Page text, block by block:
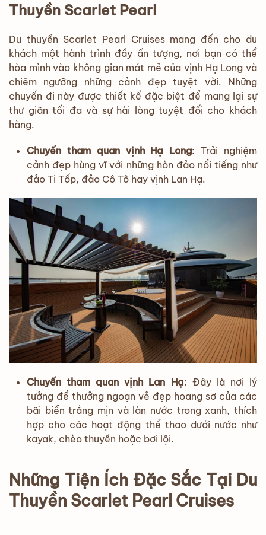
Thuyền Scarlet Pearl
Du thuyền Scarlet Pearl Cruises mang đến cho du
khách một hành trình đầy ấn tượng, nơi bạn có thể
hòa mình vào không gian mát mẻ của vịnh Hạ Long và
chiêm ngưỡng những cảnh đẹp tuyệt vời. Những
chuyến đi này được thiết kế đặc biệt để mang lại sự
thư giãn tối đa và sự hài lòng tuyệt đối cho khách
hàng.
Chuyến tham quan vịnh Hạ Long: Trải nghiệm
cảnh đẹp hùng vĩ với những hòn đảo nổi tiếng như
đảo Ti Tốp, đảo Cô Tô hay vịnh Lan Hạ.
Chuyến tham quan vịnh Lan Hạ: Đây là nơi lý
tưởng để thưởng ngoạn vẻ đẹp hoang sơ của các
bãi biển trắng mịn và làn nước trong xanh, thích
hợp cho các hoạt động thể thao dưới nước như
kayak, chèo thuyền hoặc bơi lội.
Những Tiện Ích Đặc Sắc Tại Du
Thuyền Scarlet Pearl Cruises